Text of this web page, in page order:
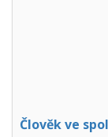
Člověk ve